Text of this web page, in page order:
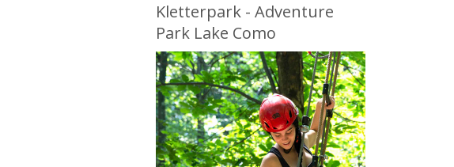
Kletterpark - Adventure
Park Lake Como